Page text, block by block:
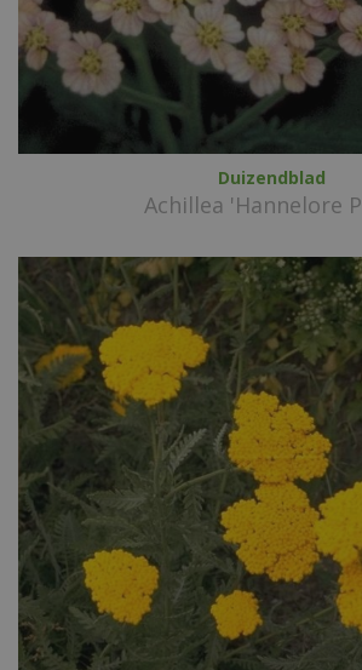
Duizendblad
Achillea 'Hannelore